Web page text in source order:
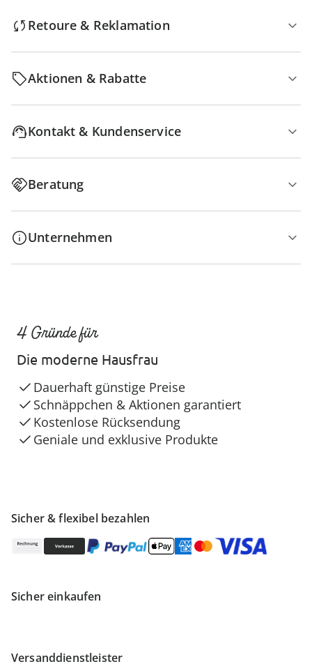
Retoure & Reklamation
Aktionen & Rabatte
Kontakt & Kundenservice
Beratung
Unternehmen
Sicher & flexibel bezahlen
Sicher einkaufen
Versanddienstleister
4 Gründe für
Die moderne Hausfrau
Dauerhaft günstige Preise
Schnäppchen & Aktionen garantiert
Kostenlose Rücksendung
Geniale und exklusive Produkte